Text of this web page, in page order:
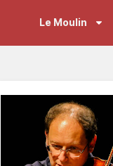
Le Moulin